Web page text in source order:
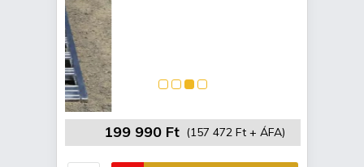
199 990 Ft (157 472 Ft + ÁFA)